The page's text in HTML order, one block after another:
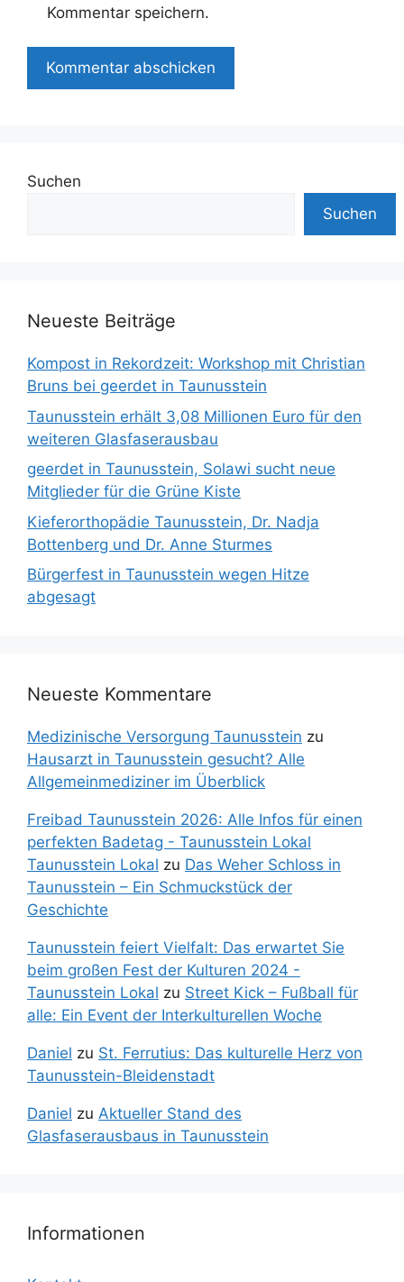
Kommentar speichern.
Suchen
Suchen
Neueste Beiträge
Kompost in Rekordzeit: Workshop mit Christian
Bruns bei geerdet in Taunusstein
Taunusstein erhält 3,08 Millionen Euro für den
weiteren Glasfaserausbau
geerdet in Taunusstein, Solawi sucht neue
Mitglieder für die Grüne Kiste
Kieferorthopädie Taunusstein, Dr. Nadja
Bottenberg und Dr. Anne Sturmes
Bürgerfest in Taunusstein wegen Hitze
abgesagt
Neueste Kommentare
Medizinische Versorgung Taunusstein zu
Hausarzt in Taunusstein gesucht? Alle
Allgemeinmediziner im Überblick
Freibad Taunusstein 2026: Alle Infos für einen
perfekten Badetag - Taunusstein Lokal
Taunusstein Lokal zu Das Weher Schloss in
Taunusstein – Ein Schmuckstück der
Geschichte
Taunusstein feiert Vielfalt: Das erwartet Sie
beim großen Fest der Kulturen 2024 -
Taunusstein Lokal zu Street Kick – Fußball für
alle: Ein Event der Interkulturellen Woche
Daniel zu St. Ferrutius: Das kulturelle Herz von
Taunusstein-Bleidenstadt
Daniel zu Aktueller Stand des
Glasfaserausbaus in Taunusstein
Informationen